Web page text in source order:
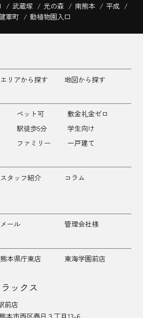
武蔵塚 光の森 南熊本
平成
軍町 動植物園入口
エリアから探す 地図から探す
ペット可
敷金礼金ゼロ
駅徒歩5分
学生向け
ファミリー 一戸建て
スタッフ紹介
コラム
メール 管理会社様
熊本県庁東店 東海学園前店
ックス
前店
本市西区春日３丁目13-6